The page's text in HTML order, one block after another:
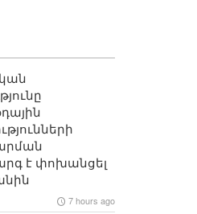
է փոխանցել
7 hours ago